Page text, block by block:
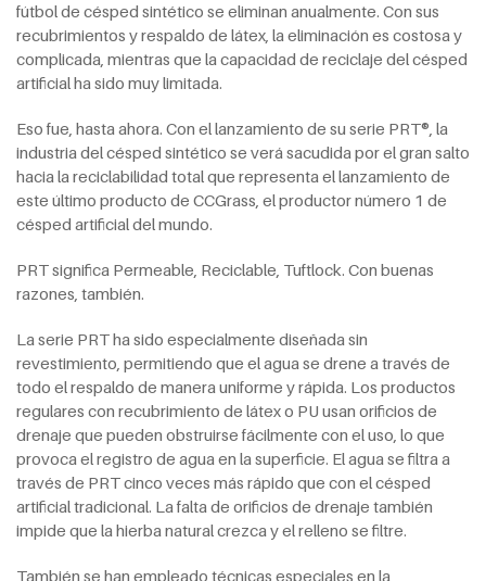
fútbol de césped sintético se eliminan anualmente. Con sus
recubrimientos y respaldo de látex, la eliminación es costosa y
complicada, mientras que la capacidad de reciclaje del césped
artificial ha sido muy limitada.
Eso fue, hasta ahora. Con el lanzamiento de su serie PRT®, la
industria del césped sintético se verá sacudida por el gran salto
hacia la reciclabilidad total que representa el lanzamiento de
este último producto de CCGrass, el productor número 1 de
césped artificial del mundo.
PRT significa Permeable, Reciclable, Tuftlock. Con buenas
razones, también.
La serie PRT ha sido especialmente diseñada sin
revestimiento, permitiendo que el agua se drene a través de
todo el respaldo de manera uniforme y rápida. Los productos
regulares con recubrimiento de látex o PU usan orificios de
drenaje que pueden obstruirse fácilmente con el uso, lo que
provoca el registro de agua en la superficie. El agua se filtra a
través de PRT cinco veces más rápido que con el césped
artificial tradicional. La falta de orificios de drenaje también
impide que la hierba natural crezca y el relleno se filtre.
También se han empleado técnicas especiales en la